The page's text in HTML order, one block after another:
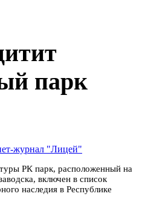
парк
журнал "Лицей"
РК парк, расположенный на
включен в список
наследия в Республике